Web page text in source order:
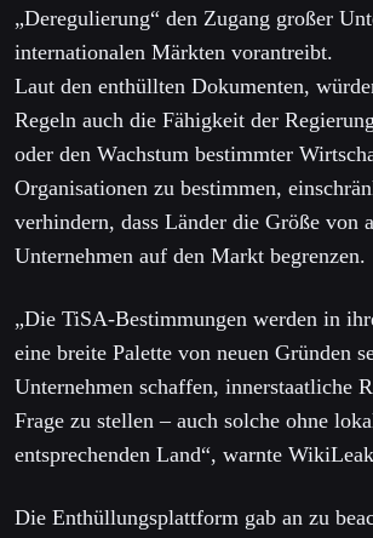
„Deregulierung“ den Zugang großer
internationalen Märkten vorantreibt.
Laut den enthüllten Dokumenten,
Regeln auch die Fähigkeit der
oder den Wachstum bestimmter
Organisationen zu bestimmen,
verhindern, dass Länder die Größe von
Unternehmen auf den Markt begrenzen.
„Die TiSA-Bestimmungen werden in
eine breite Palette von neuen Gründen
Unternehmen schaffen, innerstaatliche
Frage zu stellen – auch solche ohne
entsprechenden Land“, warnte
Die Enthüllungsplattform gab an zu